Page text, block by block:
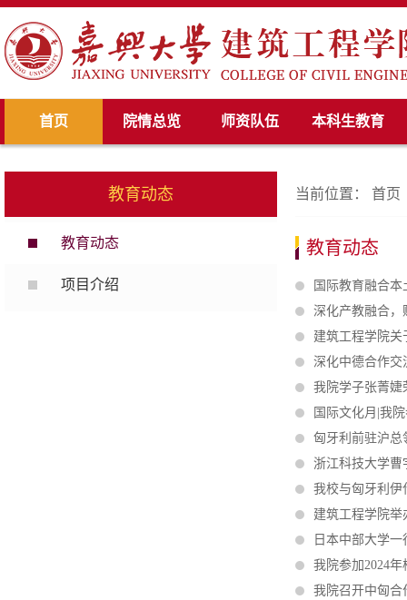
首页 院情总览 师资队伍 本科生教育
教育动态
教育动态
项目介绍
当前位置： 首页
教育动态
国际教育融合
深化产教融合
建筑工程学院
深化中德合作
我院学子张菁婕
国际文化月|我
匈牙利前驻沪总
浙江科技大学
我校与匈牙利伊
建筑工程学院举
日本中部大学一
我院参加2024
我院召开中匈合